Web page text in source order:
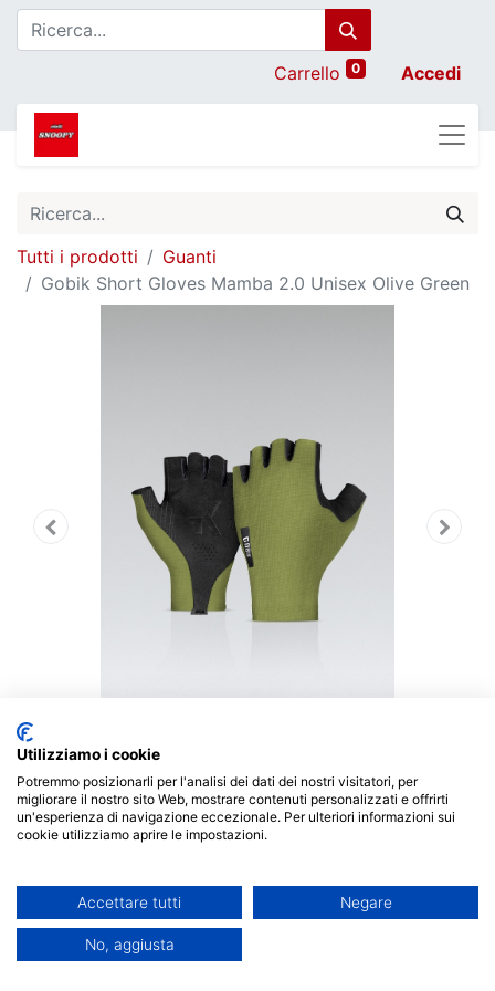
Carrello 0 Accedi
Tutti i prodotti
Guanti
Gobik Short Gloves Mamba 2.0 Unisex Olive Green
DESCRIZIONE:
un'eccellente presa e protezione della mano. Con
tomaia in tessuto aerodinamico per ottimizzare il
flusso d'aria.
Utilizziamo i cookie
Potremmo posizionarli per l'analisi dei dati dei nostri visitatori, per
migliorare il nostro sito Web, mostrare contenuti personalizzati e offrirti
un'esperienza di navigazione eccezionale. Per ulteriori informazioni sui
cookie utilizziamo aprire le impostazioni.
Accettare tutti Negare
No, aggiusta